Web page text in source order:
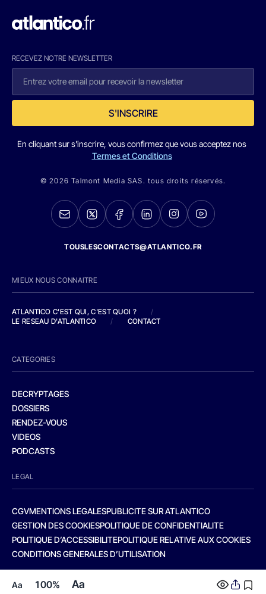
Aa 100% Aa
RECEVEZ NOTRE NEWSLETTER
S'INSCRIRE
En cliquant sur s'inscrire, vous confirmez que vous acceptez nos
Termes et Conditions
© 2026 Talmont Media SAS. tous droits réservés.
TOUSLESCONTACTS@ATLANTICO.FR
MIEUX NOUS CONNAITRE
ATLANTICO C'EST QUI, C'EST QUOI ?
/
LE RESEAU D'ATLANTICO
/ CONTACT
CATEGORIES
DECRYPTAGES
DOSSIERS
RENDEZ-VOUS
VIDEOS
PODCASTS
LEGAL
CGVMENTIONS LEGALESPUBLICITE SUR ATLANTICO
GESTION DES COOKIESPOLITIQUE DE CONFIDENTIALITE
POLITIQUE D’ACCESSIBILITEPOLITIQUE RELATIVE AUX COOKIES
CONDITIONS GENERALES D’UTILISATION